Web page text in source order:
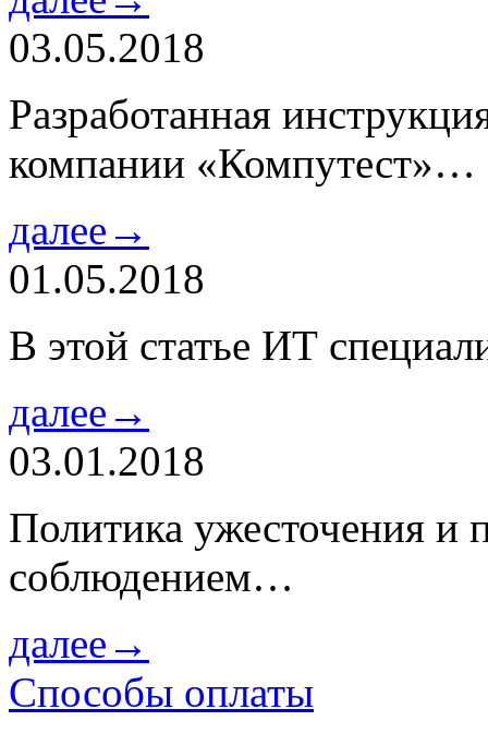
03.05.2018
Разработанная
компании «Компутест»…
далее→
01.05.2018
В этой статье ИТ
далее→
03.01.2018
Политика ужесточения и
соблюдением…
далее→
Способы оплаты